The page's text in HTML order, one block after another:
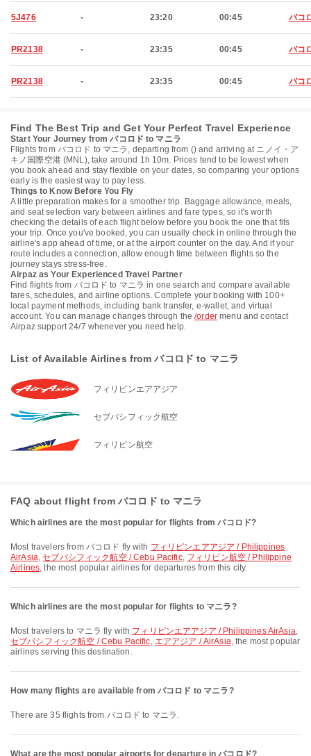
5J476 - 23:20 00:45 バコ
PR2138 - 23:35 00:45 バコ
PR2138 - 23:35 00:45 バコ
Find The Best Trip and Get Your Perfect Travel Experience
Start Your Journey from バコロド to マニラ
Flights from バコロド to マニラ, departing from () and arriving at ニノイ・ア
キノ国際空港 (MNL), take around 1h 10m. Prices tend to be lowest when
you book ahead and stay flexible on your dates, so comparing your options
early is the easiest way to pay less.
Things to Know Before You Fly
A little preparation makes for a smoother trip. Baggage allowance, meals,
and seat selection vary between airlines and fare types, so it's worth
checking the details of each flight below before you book the one that fits
your trip. Once you've booked, you can usually check in online through the
airline's app ahead of time, or at the airport counter on the day. And if your
route includes a connection, allow enough time between flights so the
journey stays stress-free.
Airpaz as Your Experienced Travel Partner
Find flights from バコロド to マニラ in one search and compare available
fares, schedules, and airline options. Complete your booking with 100+
local payment methods, including bank transfer, e-wallet, and virtual
account. You can manage changes through the/order menu and contact
Airpaz support 24/7 whenever you need help.
List of Available Airlines from バコロド to マニラ
フィリピンエアアジア
セブパシフィック航空
フィリピン航空
FAQ about flight from バコロド to マニラ
Which airlines are the most popular for flights from バコロド?
Most travelers from バコロド fly with フィリピンエアアジア / Philippines
AirAsia,セブパシフィック航空 / Cebu Pacific, フィリピン航空 / Philippine
Airlines, the most popular airlines for departures from this city.
Which airlines are the most popular for flights to マニラ?
Most travelers to マニラ fly with フィリピンエアアジア / Philippines AirAsia,
セブパシフィック航空 / Cebu Pacific, エアアジア / AirAsia, the most popular
airlines serving this destination.
How many flights are available from バコロド to マニラ?
There are 35 flights from バコロド to マニラ.
What are the most popular airports for departure in バコロド?